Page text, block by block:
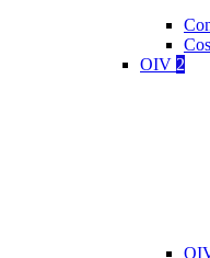
OIV 2